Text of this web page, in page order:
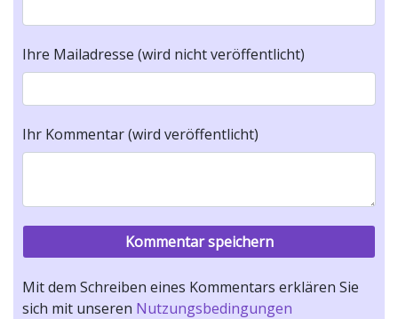
Ihre Mailadresse (wird nicht veröffentlicht)
Ihr Kommentar (wird veröffentlicht)
Mit dem Schreiben eines Kommentars erklären Sie
sich mit unseren Nutzungsbedingungen